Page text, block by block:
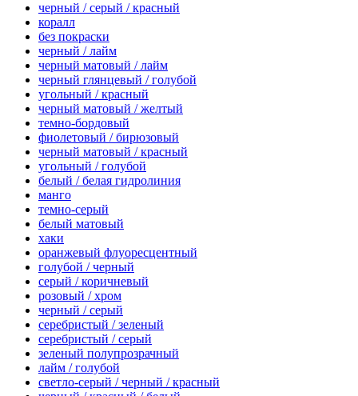
черный / серый / красный
коралл
без покраски
черный / лайм
черный матовый / лайм
черный глянцевый / голубой
угольный / красный
черный матовый / желтый
темно-бордовый
фиолетовый / бирюзовый
черный матовый / красный
угольный / голубой
белый / белая гидролиния
манго
темно-серый
белый матовый
хаки
оранжевый флуоресцентный
голубой / черный
серый / коричневый
розовый / хром
черный / серый
серебристый / зеленый
серебристый / серый
зеленый полупрозрачный
лайм / голубой
светло-серый / черный / красный